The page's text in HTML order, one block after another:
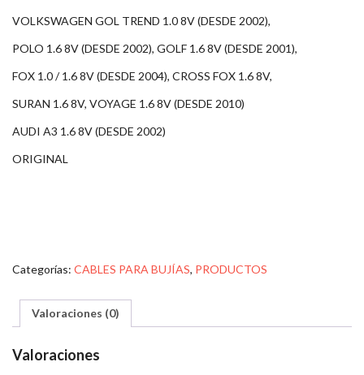
VOLKSWAGEN GOL TREND 1.0 8V (DESDE 2002),
POLO 1.6 8V (DESDE 2002), GOLF 1.6 8V (DESDE 2001),
FOX 1.0 / 1.6 8V (DESDE 2004), CROSS FOX 1.6 8V,
SURAN 1.6 8V, VOYAGE 1.6 8V (DESDE 2010)
AUDI A3 1.6 8V (DESDE 2002)
ORIGINAL
Categorías: CABLES PARA BUJÍAS, PRODUCTOS
Valoraciones (0)
Valoraciones